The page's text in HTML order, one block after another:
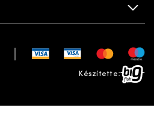
Készítette:bigfish